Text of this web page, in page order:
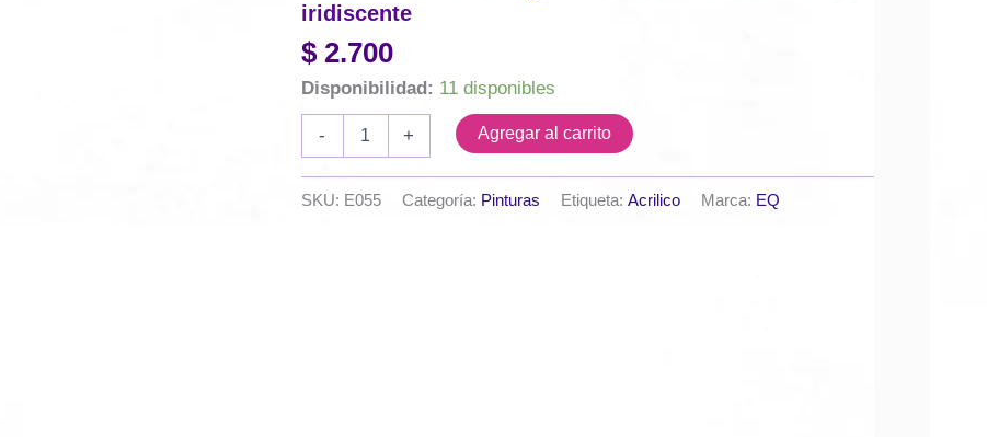
iridiscente
$2.700
Disponibilidad: 11 disponibles
-
decorativo
50
+ Agregar al carrito
SKU: E055 Categoría: Pinturas Etiqueta: Acrilico Marca: EQ